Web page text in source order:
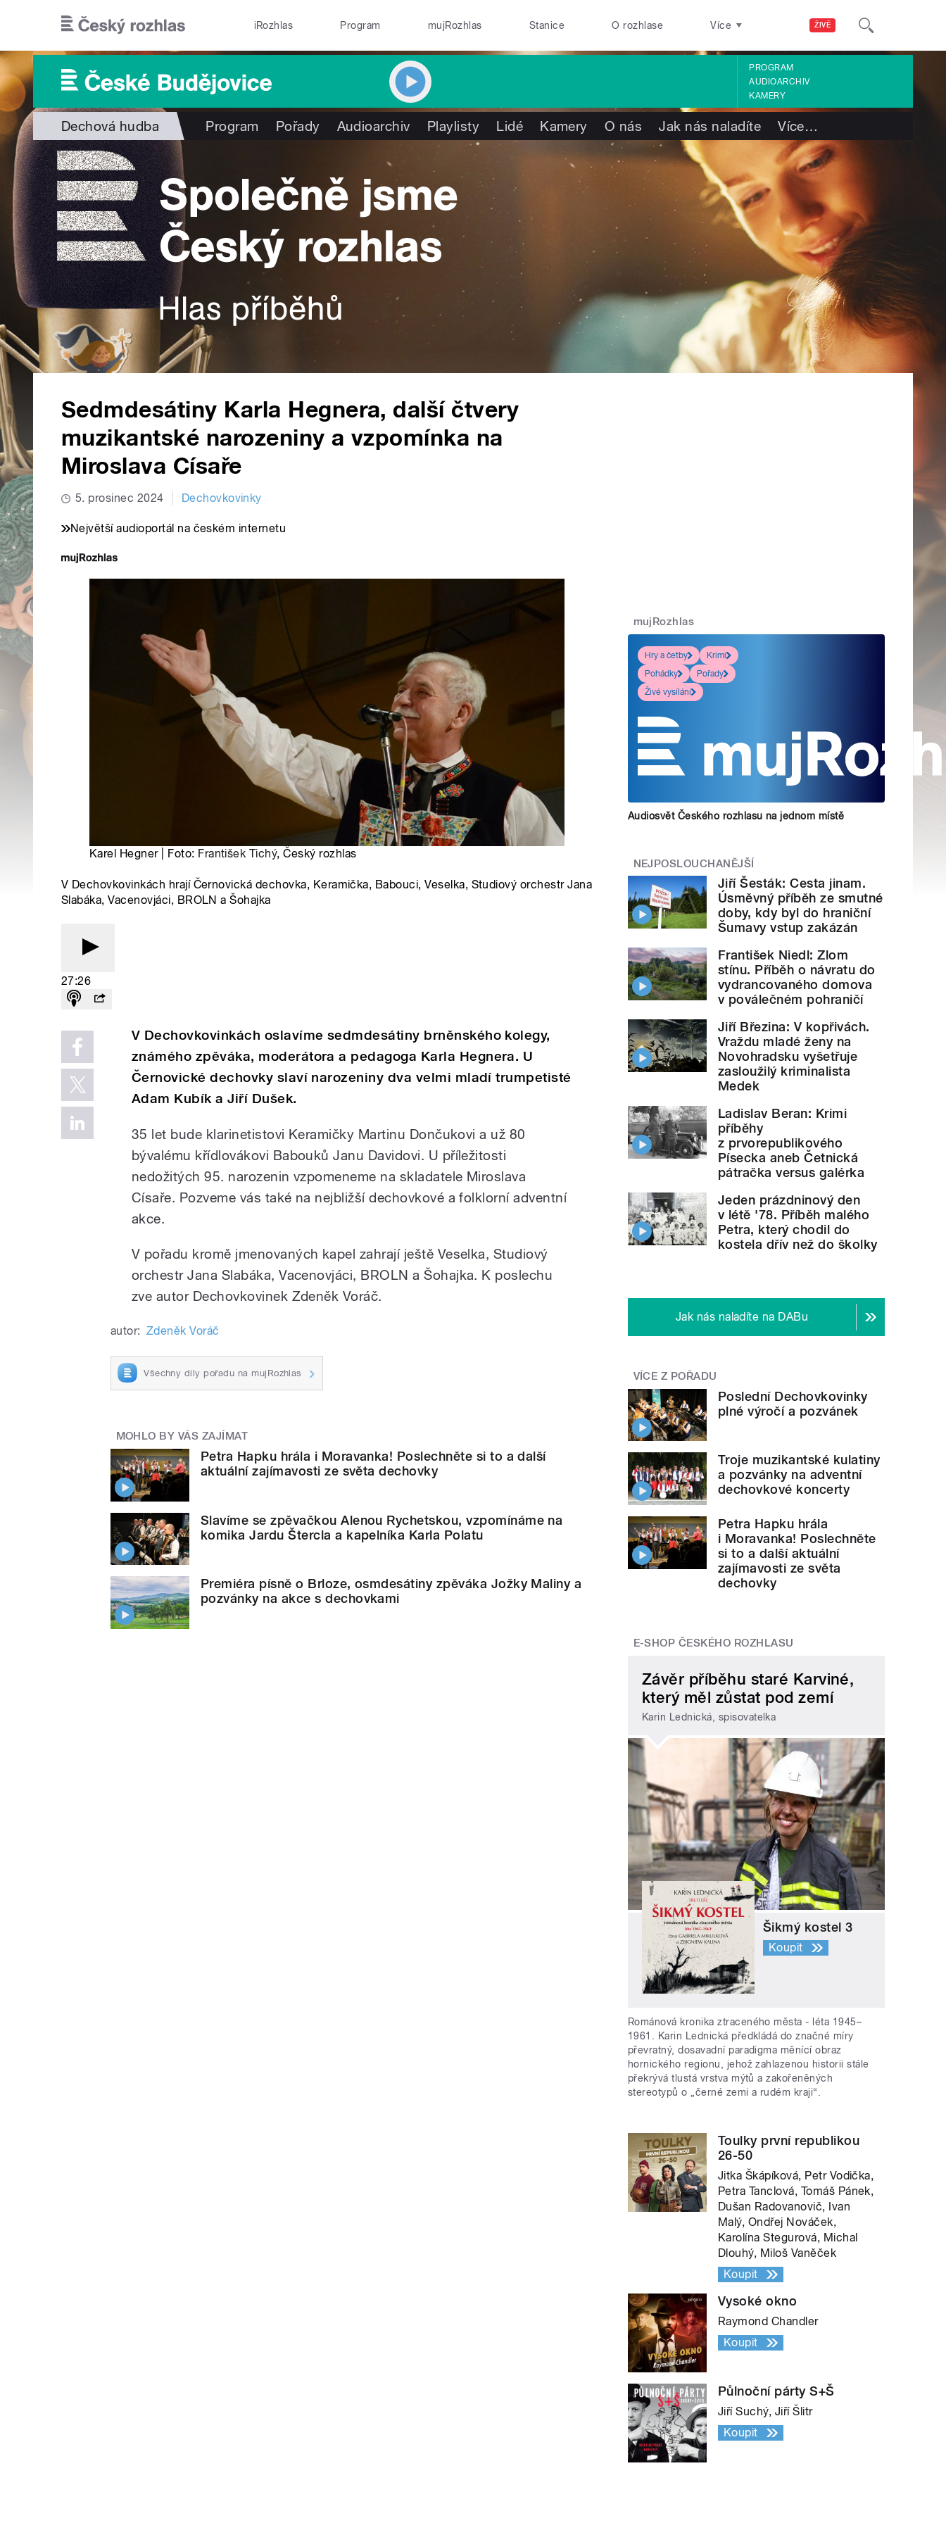
ŽIVĚ
iRozhlas Program mujRozhlas Stanice O rozhlase Více
PROGRAM
AUDIOARCHIV
KAMERY
Dechová hudba Program Pořady Audioarchiv Playlisty Lidé Kamery O nás Jak nás naladíte Více…
Sedmdesátiny Karla Hegnera, další čtvery
muzikantské narozeniny a vzpomínka na
Miroslava Císaře
5. prosinec 2024 Dechovkovinky
Největší audioportál na českém internetu
Karel Hegner | Foto: František Tichý, Český rozhlas
V Dechovkovinkách hrají Černovická dechovka, Keramička, Babouci, Veselka, Studiový orchestr Jana
Slabáka, Vacenovjáci, BROLN a Šohajka
27:26
V Dechovkovinkách oslavíme sedmdesátiny brněnského kolegy,
známého zpěváka, moderátora a pedagoga Karla Hegnera. U
Černovické dechovky slaví narozeniny dva velmi mladí trumpetisté
Adam Kubík a Jiří Dušek.
35 let bude klarinetistovi Keramičky Martinu Dončukovi a už 80
bývalému křídlovákovi Babouků Janu Davidovi. U příležitosti
nedožitých 95. narozenin vzpomeneme na skladatele Miroslava
Císaře. Pozveme vás také na nejbližší dechovkové a folklorní adventní
akce.
V pořadu kromě jmenovaných kapel zahrají ještě Veselka, Studiový
orchestr Jana Slabáka, Vacenovjáci, BROLN a Šohajka. K poslechu
zve autor Dechovkovinek Zdeněk Voráč.
autor: Zdeněk Voráč
Všechny díly pořadu na mujRozhlas
MOHLO BY VÁS ZAJÍMAT
Petra Hapku hrála i Moravanka! Poslechněte si to a další
aktuální zajímavosti ze světa dechovky
Slavíme se zpěvačkou Alenou Rychetskou, vzpomínáme na
komika Jardu Štercla a kapelníka Karla Polatu
Premiéra písně o Brloze, osmdesátiny zpěváka Jožky Maliny a
pozvánky na akce s dechovkami
mujRozhlas
Hry a četby
Krimi
Pohádky
Pořady
Živé vysílání
Audiosvět Českého rozhlasu na jednom místě
NEJPOSLOUCHANĚJŠÍ
Jiří Šesták: Cesta jinam.
Úsměvný příběh ze smutné
doby, kdy byl do hraniční
Šumavy vstup zakázán
František Niedl: Zlom
stínu. Příběh o návratu do
vydrancovaného domova
v poválečném pohraničí
Jiří Březina: V kopřivách.
Vraždu mladé ženy na
Novohradsku vyšetřuje
zasloužilý kriminalista
Medek
Ladislav Beran: Krimi
příběhy
z prvorepublikového
Písecka aneb Četnická
pátračka versus galérka
Jeden prázdninový den
v létě '78. Příběh malého
Petra, který chodil do
kostela dřív než do školky
Jak nás naladíte na DABu
VÍCE Z POŘADU
Poslední Dechovkovinky
plné výročí a pozvánek
Troje muzikantské kulatiny
a pozvánky na adventní
dechovkové koncerty
Petra Hapku hrála
i Moravanka! Poslechněte
si to a další aktuální
zajímavosti ze světa
dechovky
E-SHOP ČESKÉHO ROZHLASU
Závěr příběhu staré Karviné,
který měl zůstat pod zemí
Karin Lednická, spisovatelka
Šikmý kostel 3
Koupit
Románová kronika ztraceného města - léta 1945–
1961. Karin Lednická předkládá do značné míry
převratný, dosavadní paradigma měnící obraz
hornického regionu, jehož zahlazenou historii stále
překrývá tlustá vrstva mýtů a zakořeněných
stereotypů o „černé zemi a rudém kraji“.
Toulky první republikou
26-50
Jitka Škápíková, Petr Vodička,
Petra Tanclová, Tomáš Pánek,
Dušan Radovanovič, Ivan
Malý, Ondřej Nováček,
Karolína Stegurová, Michal
Dlouhý, Miloš Vaněček
Koupit
Vysoké okno
Raymond Chandler
Koupit
Půlnoční párty S+Š
Jiří Suchý, Jiří Šlitr
Koupit